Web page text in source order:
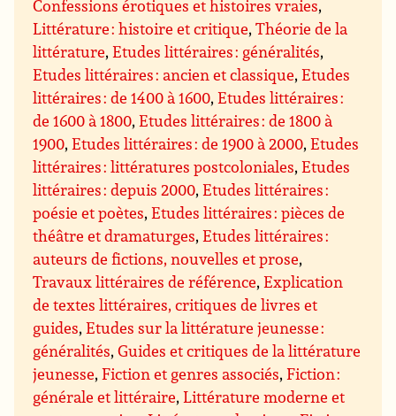
Confessions érotiques et histoires vraies,
Littérature : histoire et critique,Théorie de la
littérature,Etudes littéraires : généralités,
Etudes littéraires : ancien et classique,Etudes
littéraires : de 1400 à 1600,Etudes littéraires :
de 1600 à 1800,Etudes littéraires : de 1800 à
1900,Etudes littéraires : de 1900 à 2000,Etudes
littéraires : littératures postcoloniales,Etudes
littéraires : depuis 2000,Etudes littéraires :
poésie et poètes,Etudes littéraires : pièces de
théâtre et dramaturges,Etudes littéraires :
auteurs de fictions, nouvelles et prose,
Travaux littéraires de référence,Explication
de textes littéraires, critiques de livres et
guides,Etudes sur la littérature jeunesse :
généralités,Guides et critiques de la littérature
jeunesse,Fiction et genres associés,Fiction :
générale et littéraire,Littérature moderne et